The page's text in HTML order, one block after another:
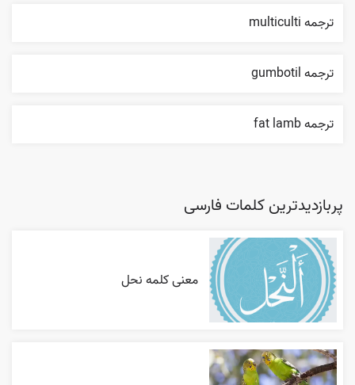
ترجمه multiculti
ترجمه gumbotil
ترجمه fat lamb
پربازدیدترین کلمات فارسی
معنی کلمه نحل